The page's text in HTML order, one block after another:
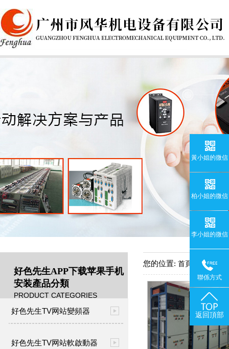
好色先生APP下载苹果手机
安装產品分類
PRODUCT CATEGORIES
好色先生TV网站變頻器
好色先生TV网站軟啟動器
您的位置: 首頁 -> 產品中
黃小姐的微信
柏小姐的微信
李小姐的微信
聯係方式
返回頂部